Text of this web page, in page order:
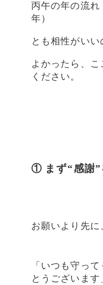
丙午の年の流れ
年）
とも相性がいい
よかったら、
ください。
① まず“感謝”
お願いより先に
「いつも守っ
とうございます